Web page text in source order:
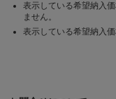
表示している希望納入
ません。
表示している希望納入